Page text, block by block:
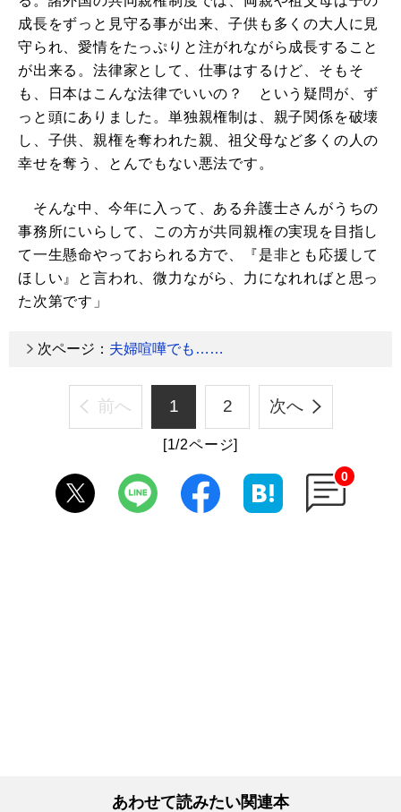
成長をずっと見守る事が出来、子供も多くの大人に見
守られ、愛情をたっぷりと注がれながら成長すること
が出来る。法律家として、仕事はするけど、そもそ
も、日本はこんな法律でいいの？ という疑問が、ず
っと頭にありました。単独親権制は、親子関係を破壊
し、子供、親権を奪われた親、祖父母など多くの人の
幸せを奪う、とんでもない悪法です。
そんな中、今年に入って、ある弁護士さんがうちの
事務所にいらして、この方が共同親権の実現を目指し
て一生懸命やっておられる方で、『是非とも応援して
ほしい』と言われ、微力ながら、力になれればと思っ
た次第です」
次ページ： 夫婦喧嘩でも……
前へ 1 2 次へ
[1/2ページ]
0
あわせて読みたい関連本